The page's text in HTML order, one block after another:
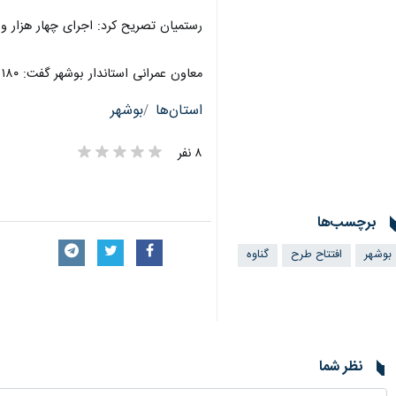
×
رستمیان تصریح کرد: اجرای چهار هزار و ۸۰۰ متر سنگ جدول نیز از اقداماتی است که در جاده ساحلی محقق شده
معاون عمرانی استاندار بوشهر گفت: ۱۸۰ میلیارد ریال از محل اعتبارات تملک و دارایی سرمایه ای استان در این طرح هزینه شده است.
استان‌ها بوشهر
۸ نفر
برچسب‌ها
بوشهر افتتاح طرح گناوه
نظر شما